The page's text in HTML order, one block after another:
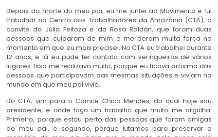
Depois da morte do meu pai, eu me juntei ao Movimento e fui
trabalhar no Centro dos Trabalhadores da Amazônia (CTA), a
convite da Júlia Feitoza e da Rosa Roldán, que foram duas
pessoas que cuidaram de mim e me deram muita força no
momento em que eu mais precisei. No CTA eu trabalhei durante
12 anos, e lá eu pude ter contato com seringueiros de vários
lugares. Isso me realizava muito, porque eu ficava próxima das
pessoas que participavam das mesmas situações e viviam no
mundo em que meu pai vivia.
Do CTA, vim para o Comitê Chico Mendes, do qual hoje sou
presidente, e onde faço um trabalho que muito me orgulha.
Primeiro, porque estou perto das pessoas que foram amigas
do meu pai, e segundo, porque lutamos para preservar a